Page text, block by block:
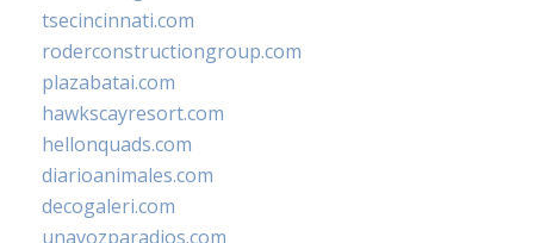
tsecincinnati.com
roderconstructiongroup.com
plazabatai.com
hawkscayresort.com
hellonquads.com
diarioanimales.com
decogaleri.com
unavozparadios.com